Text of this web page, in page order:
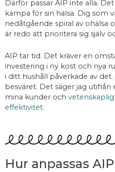
Därför passar AIP inte alla.
kämpa för sin hälsa. Dig som
nedåtgående spiral av ohälsa
är redo att prioritera sig själv
AIP tar tid. Det kräver en
investering i ny kost och nya
i ditt hushåll påverkade av
besväret. Det säger jag utifrån
mina kunder och
effektivitet.
Hur anpassas